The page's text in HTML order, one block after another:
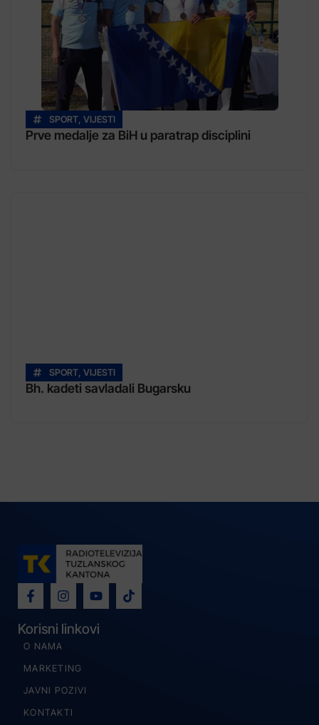
SPORT VIJESTI
Prve medalje za BiH u paratrap disciplini
SPORT VIJESTI
Bh. kadeti savladali Bugarsku
Korisni linkovi
O NAMA
MARKETING
JAVNI POZIVI
KONTAKTI